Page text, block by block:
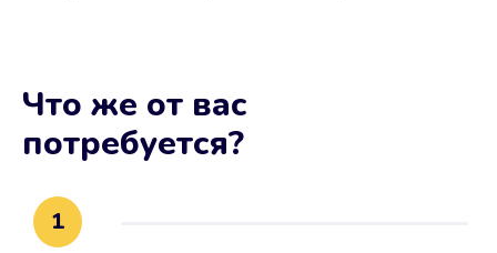
Что же от вас
потребуется?
1